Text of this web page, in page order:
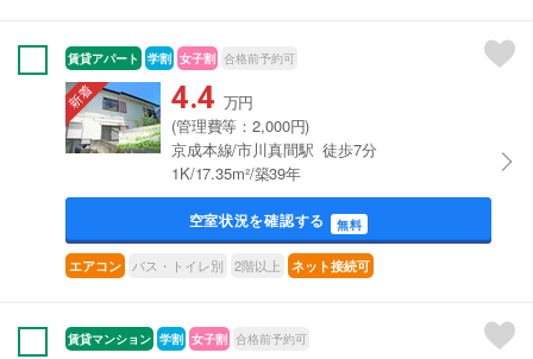
賃貸アパート 学割 女子割 合格前予約可
4.4 万円
(管理費等：2,000円)
京成本線/市川真間駅 徒歩7分
1K/17.35m²/築39年
空室状況を確認する 無料
エアコン バス・トイレ別 2階以上 ネット接続可
賃貸マンション 学割 女子割 合格前予約可